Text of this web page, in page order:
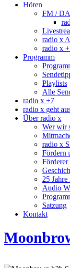
Hören
FM /
radio x
radio x
Programm
Playlists
Alle
radio x +7
radio x geht
Über radio x
Wer wir
radio x
Fördern
25
Audio
Satzung
Kontakt